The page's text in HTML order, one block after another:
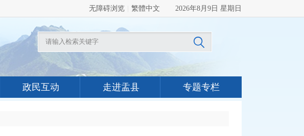
无障碍浏览 繁體中文 2026年8月9日 星期日
政民互动 走进盂县 专题专栏